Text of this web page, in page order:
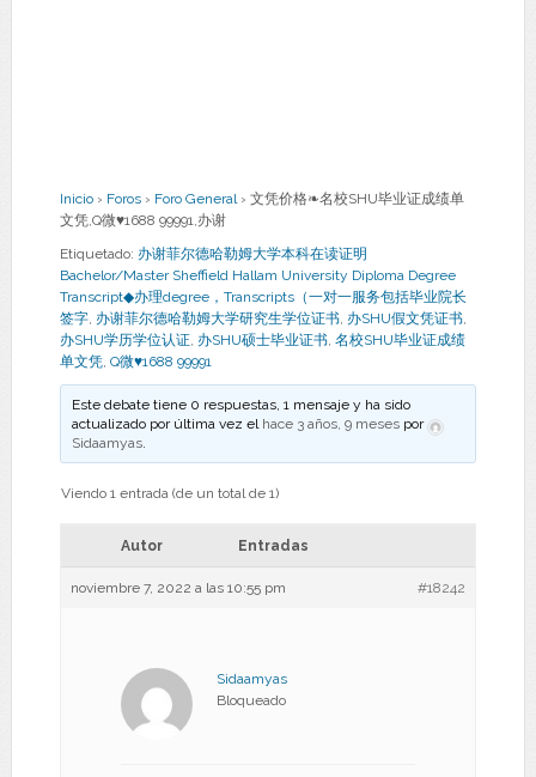
Inicio › Foros › Foro General › 文凭价格❧名校SHU毕业证成绩单
文凭,Q微♥1688 99991,办谢
Etiquetado: 办谢菲尔德哈勒姆大学本科在读证明
Bachelor/Master Sheffield Hallam University Diploma Degree
Transcript◆办理degree，Transcripts（一对一服务包括毕业院长
签字, 办谢菲尔德哈勒姆大学研究生学位证书, 办SHU假文凭证书,
办SHU学历学位认证, 办SHU硕士毕业证书, 名校SHU毕业证成绩
单文凭, Q微♥1688 99991
Este debate tiene 0 respuestas, 1 mensaje y ha sido
actualizado por última vez el hace 3 años, 9 meses por
Sidaamyas.
Viendo 1 entrada (de un total de 1)
Autor Entradas
noviembre 7, 2022 a las 10:55 pm #18242
Sidaamyas
Bloqueado